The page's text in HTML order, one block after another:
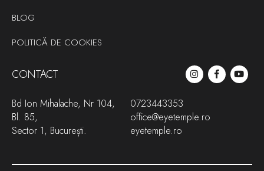
BLOG
POLITICĂ DE COOKIES
CONTACT
Bd Ion Mihalache, Nr 104,
Bl. 85,
Sector 1, București.
0723443353
office@eyetemple.ro
eyetemple.ro